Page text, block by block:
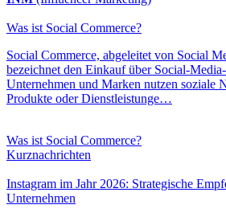
Was ist Social Commerce?
Social Commerce, abgeleitet von Social
bezeichnet den Einkauf über Social-
Unternehmen und Marken nutzen soziale
Produkte oder Dienstleistunge…
Was ist Social Commerce?
Kurznachrichten
Instagram im Jahr 2026: Strategische
Unternehmen